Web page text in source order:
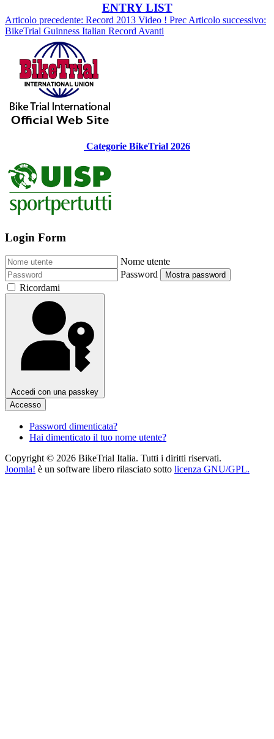
ENTRY LIST
Articolo precedente: Record 2013 Video ! Prec Articolo successivo:
BikeTrial Guinness Italian Record Avanti
Categorie BikeTrial 2026
Login Form
Nome utente
Password
Mostra password
Ricordami
Accedi con una passkey
Accesso
Password dimenticata?
Hai dimenticato il tuo nome utente?
Copyright © 2026 BikeTrial Italia. Tutti i diritti riservati.
Joomla! è un software libero rilasciato sotto licenza GNU/GPL.